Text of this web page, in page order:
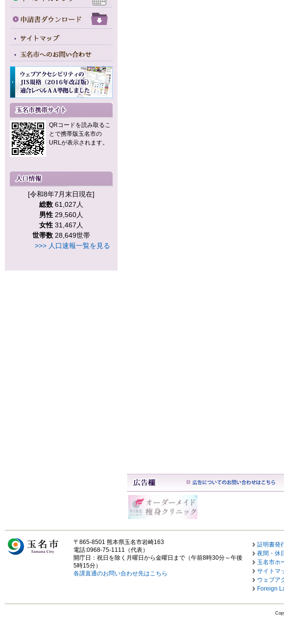
QRコードを読み取るこ
とで携帯版玉名市の
URLが表示されます。
[令和8年7月末日現在]
総数 61,027人
男性 29,560人
女性 31,467人
世帯数 28,649世帯
>>> 人口速報一覧を見る
〒865-8501 熊本県玉名市岩崎163
電話:0968-75-1111（代表）
開庁日：祝日を除く月曜日から金曜日まで（午前8時30分～午後
5時15分）
各課直通のお問い合わせ先はこちら
証明書発
夜間・休
玉名市ホ
サイトマ
ウェブア
Foreign